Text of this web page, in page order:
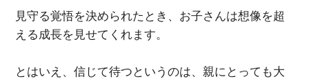
見守る覚悟を決められたとき、お子さんは想像を超
える成長を見せてくれます。
とはいえ、信じて待つというのは、親にとっても大